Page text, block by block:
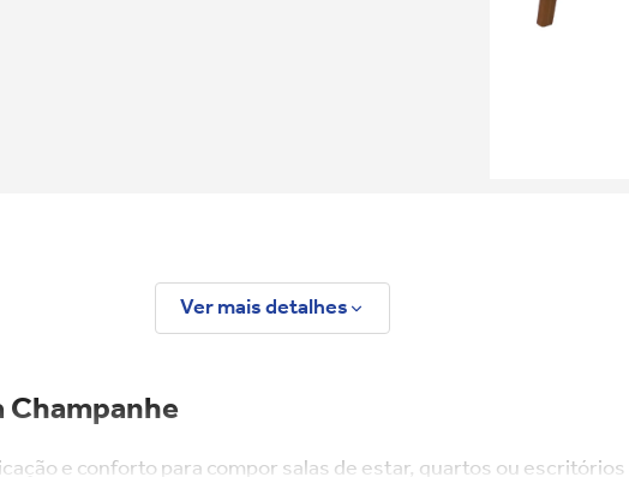
Ver mais detalhes
e conforto para compor salas de estar, quartos ou